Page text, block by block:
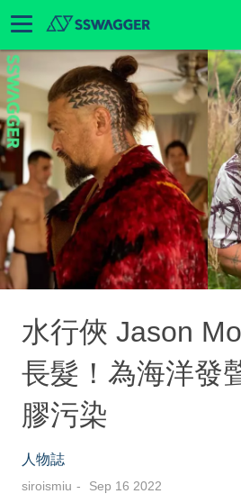
水行俠 Jason
長髮！為海洋發
膠污染
人物誌
siroismiu Sep 16 2022